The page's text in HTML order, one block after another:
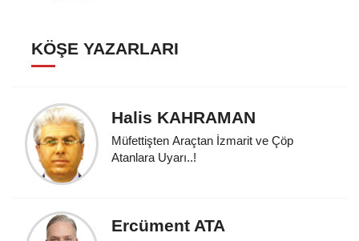
KÖŞE YAZARLARI
Halis KAHRAMAN
Müfettişten Araçtan İzmarit ve Çöp
Atanlara Uyarı..!
Ercüment ATA